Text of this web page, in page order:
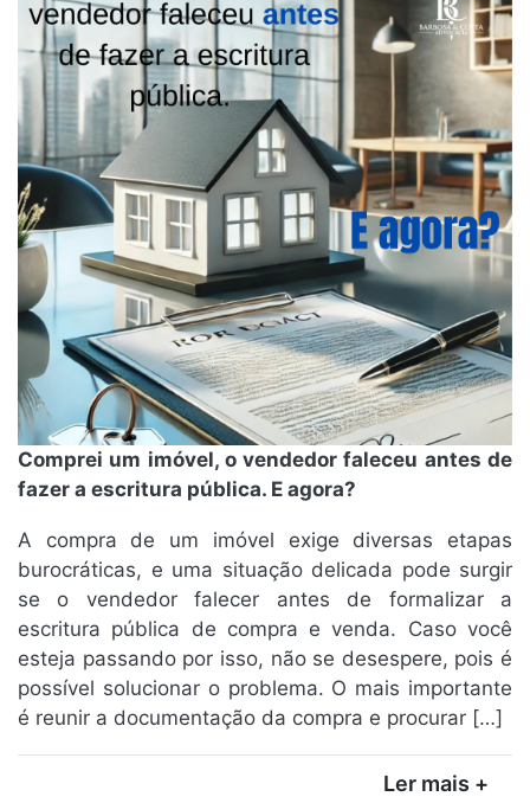
Comprei um imóvel, o vendedor faleceu antes de
fazer a escritura pública. E agora?
A compra de um imóvel exige diversas etapas
burocráticas, e uma situação delicada pode surgir
se o vendedor falecer antes de formalizar a
escritura pública de compra e venda. Caso você
esteja passando por isso, não se desespere, pois é
possível solucionar o problema. O mais importante
é reunir a documentação da compra e procurar […]
Ler mais +